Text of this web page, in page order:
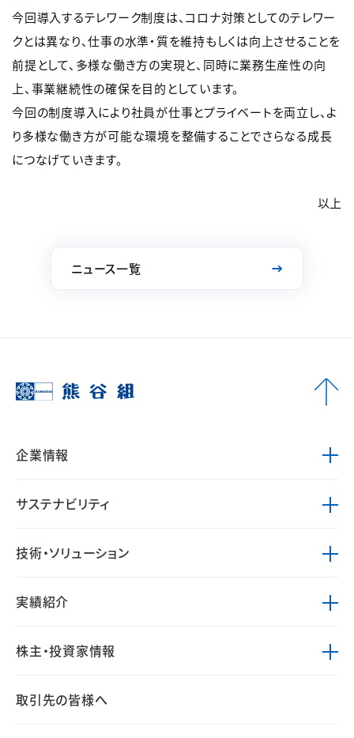
今回導入するテレワーク制度は、コロナ対策としてのテレワー
クとは異なり、仕事の水準・質を維持もしくは向上させることを
前提として、多様な働き方の実現と、同時に業務生産性の向
上、事業継続性の確保を目的としています。
今回の制度導入により社員が仕事とプライベートを両立し、よ
り多様な働き方が可能な環境を整備することでさらなる成長
につなげていきます。
以上
ニュース一覧
企業情報
サステナビリティ
技術・ソリューション
実績紹介
株主・投資家情報
取引先の皆様へ